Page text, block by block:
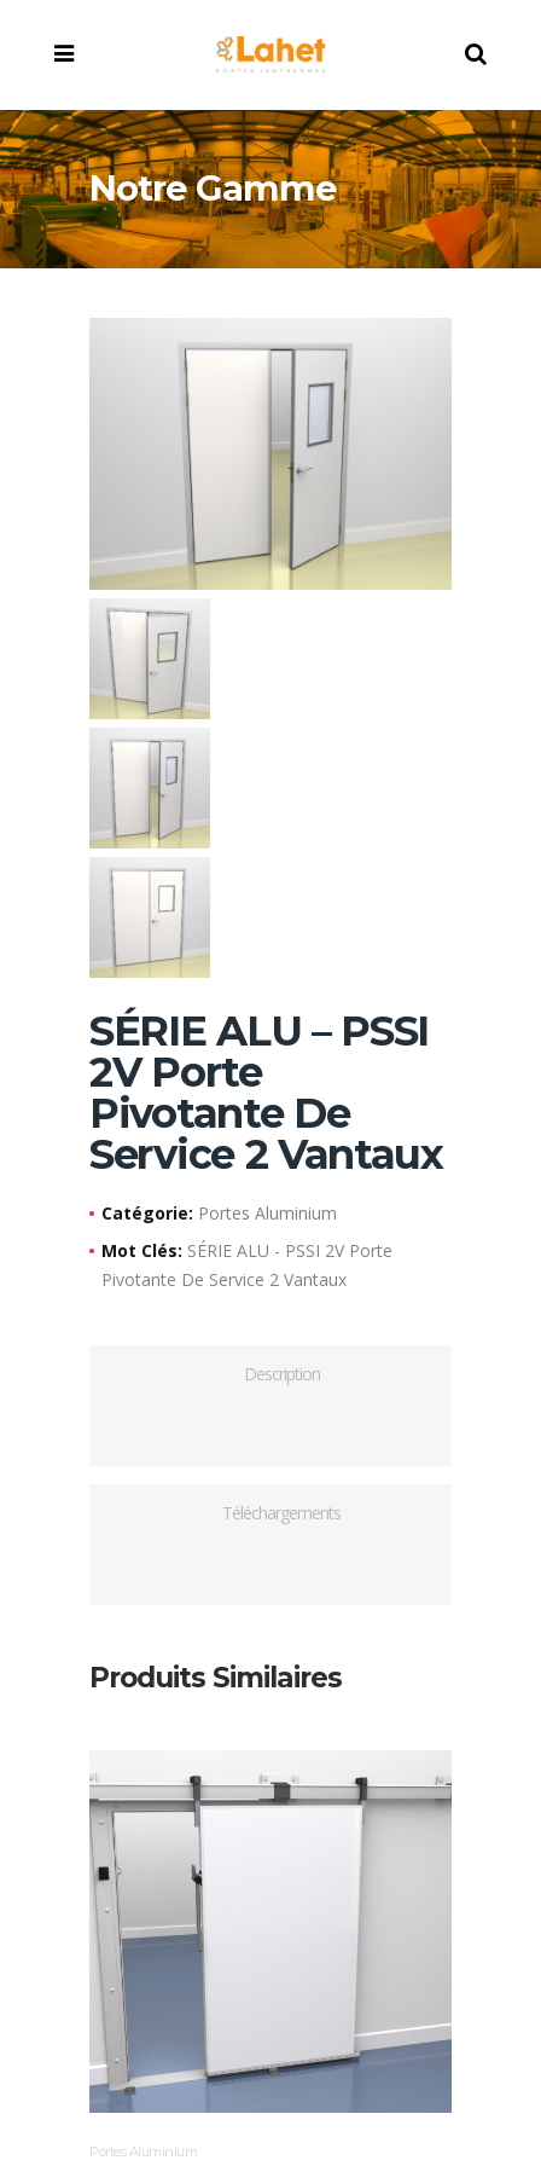
Notre Gamme
SÉRIE ALU – PSSI
2V Porte
Pivotante De
Service 2 Vantaux
Catégorie: Portes Aluminium
Mot Clés: SÉRIE ALU - PSSI 2V Porte
Pivotante De Service 2 Vantaux
Description
Téléchargements
Produits Similaires
Portes Aluminium